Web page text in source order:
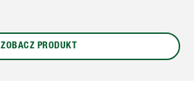
ZOBACZ PRODUKT